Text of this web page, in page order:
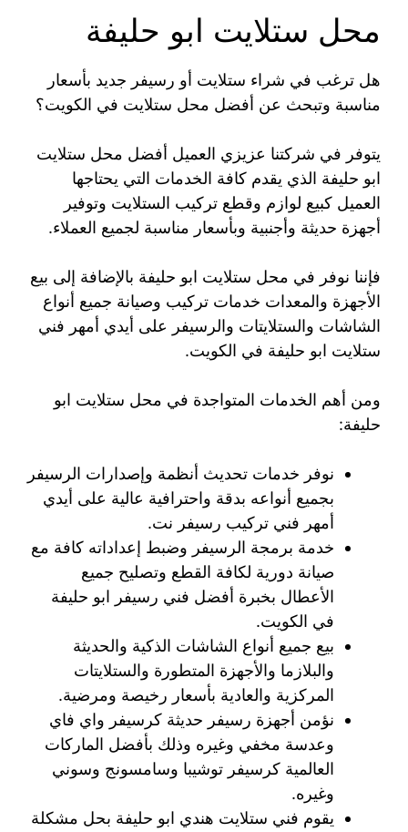
محل ستلايت ابو حليفة
هل ترغب في شراء ستلايت أو رسيفر جديد بأسعار
مناسبة وتبحث عن أفضل محل ستلايت في الكويت؟
يتوفر في شركتنا عزيزي العميل أفضل محل ستلايت
ابو حليفة الذي يقدم كافة الخدمات التي يحتاجها
العميل كبيع لوازم وقطع تركيب الستلايت وتوفير
أجهزة حديثة وأجنبية وبأسعار مناسبة لجميع العملاء.
فإننا نوفر في محل ستلايت ابو حليفة بالإضافة إلى بيع
الأجهزة والمعدات خدمات تركيب وصيانة جميع أنواع
الشاشات والستلايتات والرسيفر على أيدي أمهر فني
ستلايت ابو حليفة في الكويت.
ومن أهم الخدمات المتواجدة في محل ستلايت ابو
حليفة:
نوفر خدمات تحديث أنظمة وإصدارات الرسيفر
بجميع أنواعه بدقة واحترافية عالية على أيدي
أمهر فني تركيب رسيفر نت.
خدمة برمجة الرسيفر وضبط إعداداته كافة مع
صيانة دورية لكافة القطع وتصليح جميع
الأعطال بخبرة أفضل فني رسيفر ابو حليفة
في الكويت.
بيع جميع أنواع الشاشات الذكية والحديثة
والبلازما والأجهزة المتطورة والستلايتات
المركزية والعادية بأسعار رخيصة ومرضية.
نؤمن أجهزة رسيفر حديثة كرسيفر واي فاي
وعدسة مخفي وغيره وذلك بأفضل الماركات
العالمية كرسيفر توشيبا وسامسونج وسوني
وغيره.
يقوم فني ستلايت هندي ابو حليفة بحل مشكلة